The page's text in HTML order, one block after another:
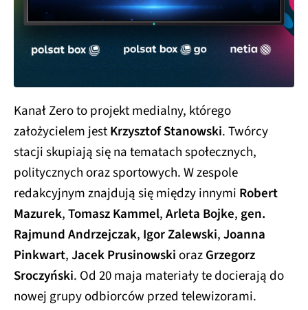
Kanał Zero to projekt medialny, którego
założycielem jestKrzysztof Stanowski. Twórcy
stacji skupiają się na tematach społecznych,
politycznych oraz sportowych. W zespole
redakcyjnym znajdują się między innymi Robert
Mazurek,Tomasz Kammel,Arleta Bojke,gen.
Rajmund Andrzejczak, Igor Zalewski,Joanna
Pinkwart,Jacek PrusinowskiorazGrzegorz
Sroczyński. Od 20 maja materiały te docierają do
nowej grupy odbiorców przed telewizorami.